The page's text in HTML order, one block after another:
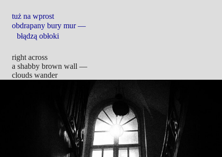
tuż na wprost
obdrapany bury mur —
błądzą obłoki
right across
a shabby brown wall —
clouds wander